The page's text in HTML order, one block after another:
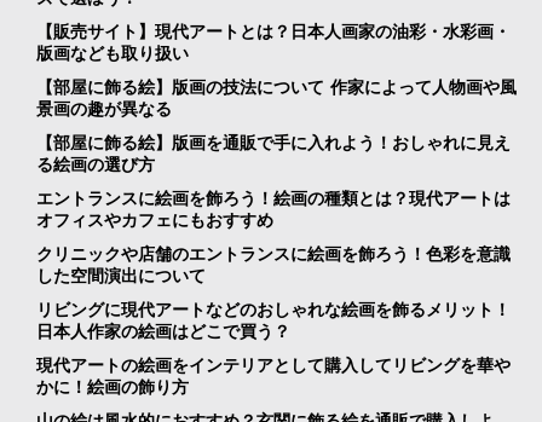
【販売サイト】現代アートとは？日本人画家の油彩・水彩画・
版画なども取り扱い
【部屋に飾る絵】版画の技法について 作家によって人物画や風
景画の趣が異なる
【部屋に飾る絵】版画を通販で手に入れよう！おしゃれに見え
る絵画の選び方
エントランスに絵画を飾ろう！絵画の種類とは？現代アートは
オフィスやカフェにもおすすめ
クリニックや店舗のエントランスに絵画を飾ろう！色彩を意識
した空間演出について
リビングに現代アートなどのおしゃれな絵画を飾るメリット！
日本人作家の絵画はどこで買う？
現代アートの絵画をインテリアとして購入してリビングを華や
かに！絵画の飾り方